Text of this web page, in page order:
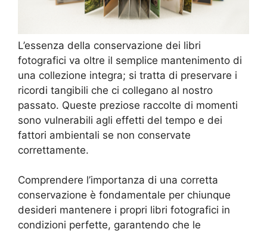
L’essenza della conservazione dei libri
fotografici va oltre il semplice mantenimento di
una collezione integra; si tratta di preservare i
ricordi tangibili che ci collegano al nostro
passato. Queste preziose raccolte di momenti
sono vulnerabili agli effetti del tempo e dei
fattori ambientali se non conservate
correttamente.
Comprendere l’importanza di una corretta
conservazione è fondamentale per chiunque
desideri mantenere i propri libri fotografici in
condizioni perfette, garantendo che le